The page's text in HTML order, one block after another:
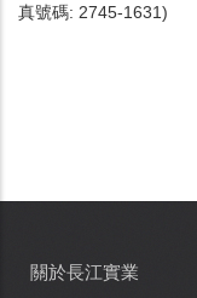
真號碼: 2745-1631)
Main
關於長江實業